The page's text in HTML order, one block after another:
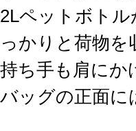
2Lペットボト
っかりと荷物を
持ち手も肩にか
バッグの正面に